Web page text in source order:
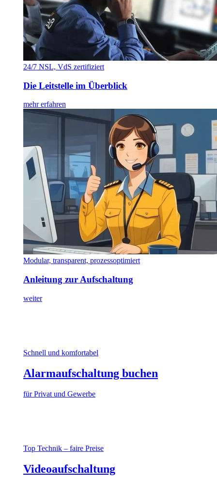
24/7 NSL, VdS zertifiziert
Die Leitstelle im Überblick
mehr erfahren
Modular, transparent, prozessoptimiert
Anleitung zur Aufschaltung
weiter
Schnell und komfortabel
Alarmaufschaltung buchen
für Privat und Gewerbe
Top Technik – faire Preise
Videoaufschaltung